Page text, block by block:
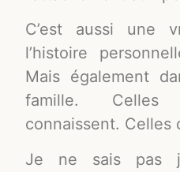
C’est aussi une
l’histoire
Mais également
famille. Celles
connaissent. Celles
Je ne sais pas